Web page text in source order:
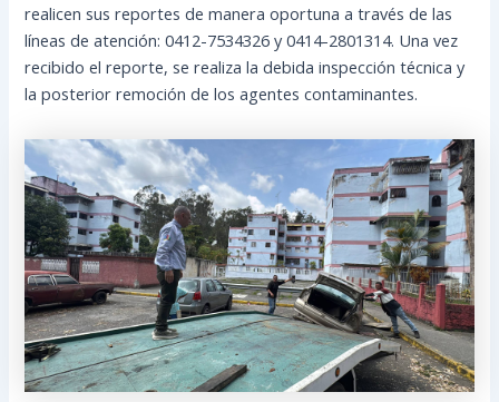
realicen sus reportes de manera oportuna a través de las
líneas de atención: 0412-7534326 y 0414-2801314. Una vez
recibido el reporte, se realiza la debida inspección técnica y
la posterior remoción de los agentes contaminantes.